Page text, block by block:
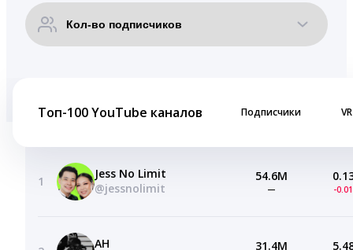
Топ-100 YouTube каналов Подписчики VR
1
Jess No Limit
@jessnolimit
54.6M
— -
AH
31.4M